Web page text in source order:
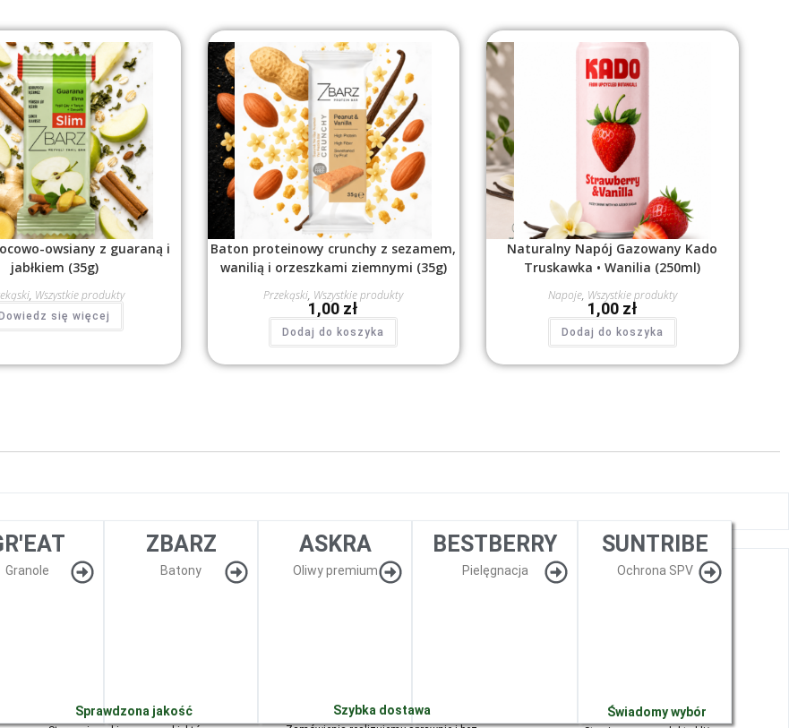
, Wszystkie produkty
owsiany z guaraną i
jabłkiem (35g)
Dowiedz się więcej
Przekąski, Wszystkie produkty
Baton proteinowy crunchy z sezamem,
wanilią i orzeszkami ziemnymi (35g)
1,00 zł
Dodaj do koszyka
Napoje, Wszystkie produkty
Naturalny Napój Gazowany Kado
Truskawka • Wanilia (250ml)
1,00 zł
Dodaj do koszyka
Granole
ZBARZ
Batony
ASKRA
Oliwy premium
BESTBERRY
Pielęgnacja
SUNTRIBE
Ochrona SPV
Sprawdzona jakość Szybka dostawa Świadomy wybór